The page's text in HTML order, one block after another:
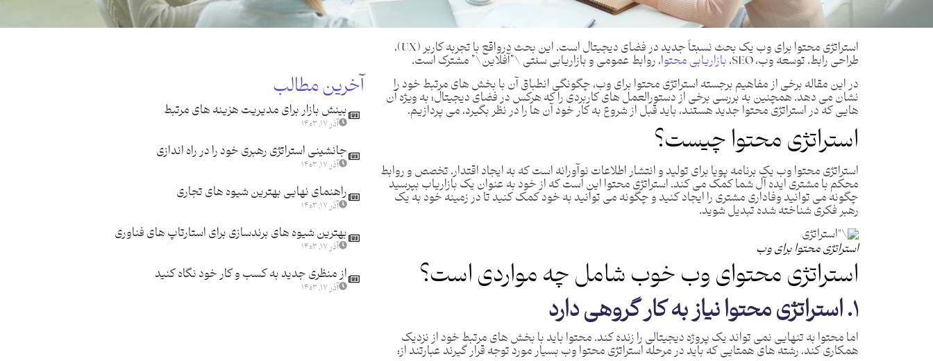
استراتژی محتوا برای وب یک بحث نسبتاً جدید در فضای دیجیتال است. این بحث درواقع با تجربه کاربر (UX)،
طراحی رابط، توسعه وب، SEO، بازاریابی محتوا، روابط عمومی و بازاریابی سنتی \”آفلاین\” مشترک است.
در این مقاله برخی از مفاهیم برجسته استراتژی محتوا برای وب، چگونگی انطباق آن با بخش های مرتبط خود را
نشان می دهد. همچنین به بررسی برخی از دستورالعمل های کاربردی را که هرکس در فضای دیجیتال؛ به ویژه آن
هایی که در استراتژی محتوا جدید هستند، باید قبل از شروع به کار خود آن ها را در نظر بگیرد، می پردازیم.
استراتژی محتوا چیست؟
استراتژی محتوا وب یک برنامه پویا برای تولید و انتشار اطلاعات نوآورانه است که به ایجاد اقتدار، تخصص و روابط
محکم با مشتری ایده آل شما کمک می کند. استراتژی محتوا این است که از خود به عنوان یک بازاریاب بپرسید
چگونه می توانید وفاداری مشتری را ایجاد کنید و چگونه می توانید به خود کمک کنید تا در زمینه خود به یک
رهبر فکری شناخته شده تبدیل شوید.
استراتژی محتوا برای وب
استراتژی محتوای وب خوب شامل چه مواردی است؟
۱. استراتژی محتوا نیاز به کار گروهی دارد
اما محتوا به تنهایی نمی تواند یک پروژه دیجیتالی را زنده کند. محتوا باید با بخش های مرتبط خود از نزدیک
همکاری کند. رشته های همتایی که باید در مرحله استراتژی محتوا وب بسیار مورد توجه قرار گیرند عبارتند از:
آخرین مطالب
بینش بازار برای مدیریت هزینه های مرتبط
آذر ۱۷, ۱۴۰۳
جانشینی استراتژی رهبری خود را در راه اندازی
آذر ۱۷, ۱۴۰۳
راهنمای نهایی بهترین شیوه های تجاری
آذر ۱۷, ۱۴۰۳
بهترین شیوه های برندسازی برای استارتاپ های فناوری
آذر ۱۷, ۱۴۰۳
از منظری جدید به کسب و کار خود نگاه کنید
آذر ۱۷, ۱۴۰۳